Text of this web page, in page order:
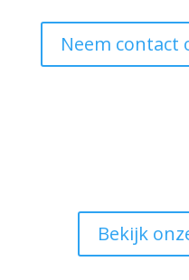
Neem contact
Bekijk